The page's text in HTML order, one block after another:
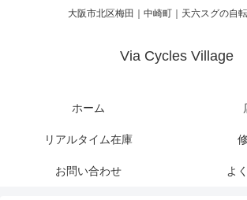
大阪市北区梅田｜中崎町｜天六スグの自
Via Cycles Village
ホーム
リアルタイム在庫
お問い合わせ よ